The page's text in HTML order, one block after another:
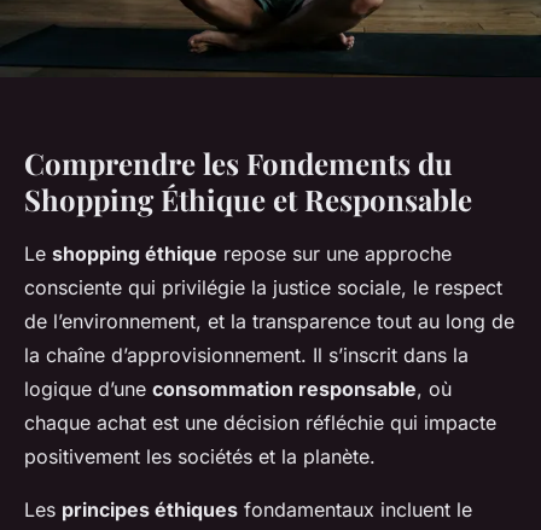
Comprendre les Fondements du
Shopping Éthique et Responsable
Le shopping éthique repose sur une approche
consciente qui privilégie la justice sociale, le respect
de l’environnement, et la transparence tout au long de
la chaîne d’approvisionnement. Il s’inscrit dans la
logique d’une consommation responsable, où
chaque achat est une décision réfléchie qui impacte
positivement les sociétés et la planète.
Les principes éthiques fondamentaux incluent le